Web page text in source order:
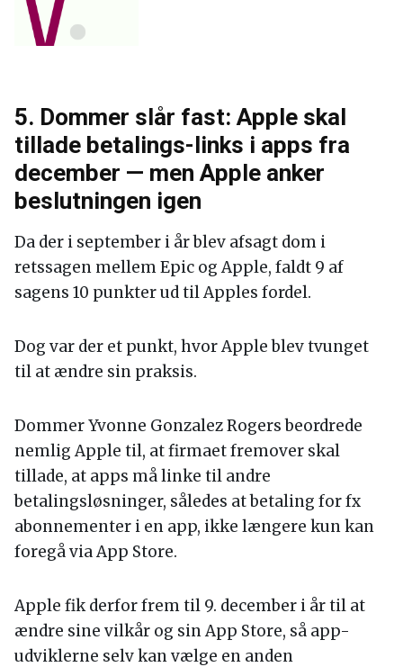
5. Dommer slår fast: Apple skal
tillade betalings-links i apps fra
december — men Apple anker
beslutningen igen
Da der i september i år blev afsagt dom i
retssagen mellem Epic og Apple, faldt 9 af
sagens 10 punkter ud til Apples fordel.
Dog var der et punkt, hvor Apple blev tvunget
til at ændre sin praksis.
Dommer Yvonne Gonzalez Rogers beordrede
nemlig Apple til, at firmaet fremover skal
tillade, at apps må linke til andre
betalingsløsninger, således at betaling for fx
abonnementer i en app, ikke længere kun kan
foregå via App Store.
Apple fik derfor frem til 9. december i år til at
ændre sine vilkår og sin App Store, så app-
udviklerne selv kan vælge en anden